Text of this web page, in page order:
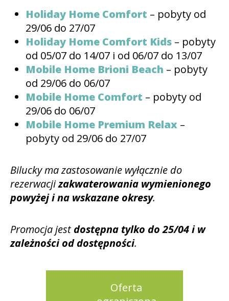
Holiday Home Comfort – pobyty od
29/06 do 27/07
Holiday Home Comfort Kids – pobyty
od 05/07 do 14/07 i od 06/07 do 13/07
Mobile Home Brioni Beach – pobyty
od 29/06 do 06/07
Mobile Home Comfort – pobyty od
29/06 do 06/07
Mobile Home Premium Relax –
pobyty od 29/06 do 27/07
Bilucky ma zastosowanie wyłącznie do
rezerwacjizakwaterowania wymienionego
powyżej i na wskazane okresy.
Promocja jestdostępna tylko do 25/04 i w
zależności od dostępności.
Oferta